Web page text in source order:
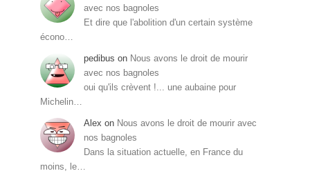
avec nos bagnoles
Et dire que l'abolition d'un certain système
écono…
pedibus on Nous avons le droit de mourir
avec nos bagnoles
oui qu'ils crèvent !... une aubaine pour
Michelin…
Alex on Nous avons le droit de mourir avec
nos bagnoles
Dans la situation actuelle, en France du
moins, le…